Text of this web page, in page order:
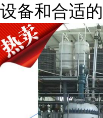
设备和合适